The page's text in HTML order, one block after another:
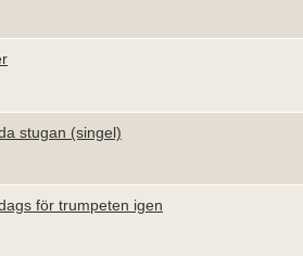
stugan (singel)
för trumpeten igen